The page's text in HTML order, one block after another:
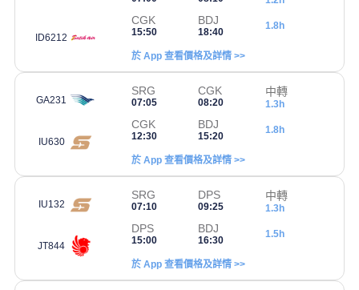
ID6212
CGK
15:50
BDJ
18:40
1.8h
於 App 查看價格及詳情 >>
GA231
SRG
07:05
CGK
08:20
中轉
1.3h
IU630
CGK
12:30
BDJ
15:20
1.8h
於 App 查看價格及詳情 >>
IU132
SRG
07:10
DPS
09:25
中轉
1.3h
JT844
DPS
15:00
BDJ
16:30
1.5h
於 App 查看價格及詳情 >>